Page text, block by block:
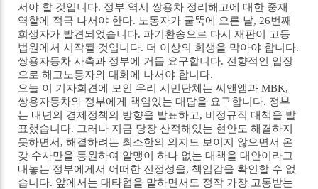
서야 할 것입니다. 정부 역시 쌍용차 정리해고에 대한 중재
역할에 적극 나서야 한다. 노동자가 굴뚝에 오른 날, 26번째
희생자가 발견되었습니다. 파기환송으로 다시 재판이 고등
법원에서 시작될 것입니다. 더 이상의 희생을 막아야 합니다.
쌍용자동차 사측과 정부에 거듭 요구합니다. 전향적인 입장
으로 해고노동자와 대화에 나서야 합니다.
오늘 이 기자회견에 모인 우리 시민단체는 씨앤앰과 MBK,
쌍용자동차와 정부에게 책임있는 대답을 요구합니다. 정부
는 내년의 경제정책의 방향을 발표하고, 비정규직 대책을 발
표했습니다. 그러나 지금 당장 산적해있는 현안도 해결하지
못하면서, 해결하려는 최소한의 의지도 보이지 않으면서 온
갖 수사만을 동원하여 알맹이 하나 없는 대책을 대안이라고
내놓는 정부에게서 어떠한 진정성을, 책임감을 확인할 수 없
습니다. 앞에서는 대타협을 말하면서도 정작 가장 고통받는